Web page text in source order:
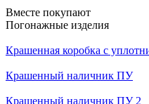
Вместе покупают
Погонажные изделия
Крашенная коробка с
Крашенный наличник ПУ
Крашенный наличник ПУ 2